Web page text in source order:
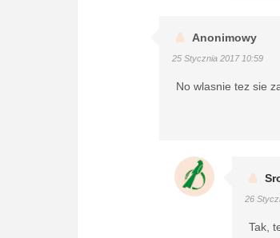
Anonimowy
25 Stycznia 2017 10:59
No wlasnie tez sie
26
Tak,